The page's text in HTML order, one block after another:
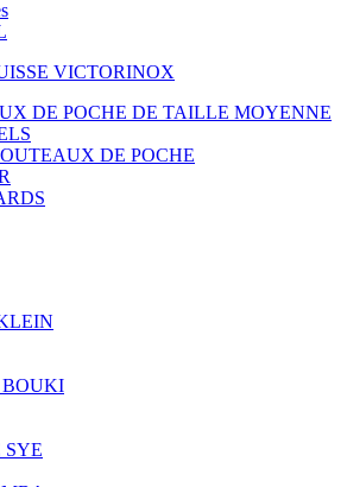
VICTORINOX
DE POCHE DE TAILLE MOYENNE
DE POCHE
BOUKI
SYE